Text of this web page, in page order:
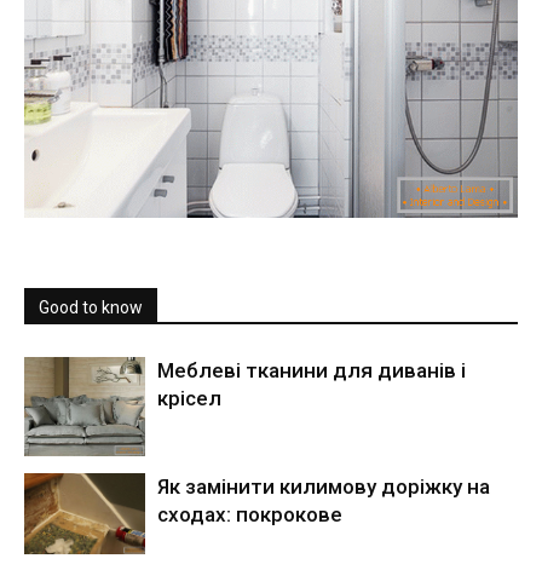
Good to know
Меблеві тканини для диванів і
крісел
Як замінити килимову доріжку на
сходах: покрокове